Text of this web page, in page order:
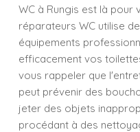
WC à Rungis est là pour
réparateurs WC utilise
équipements
efficacement vos
vous rappeler que
peut prévenir des
jeter des objets
procédant à des